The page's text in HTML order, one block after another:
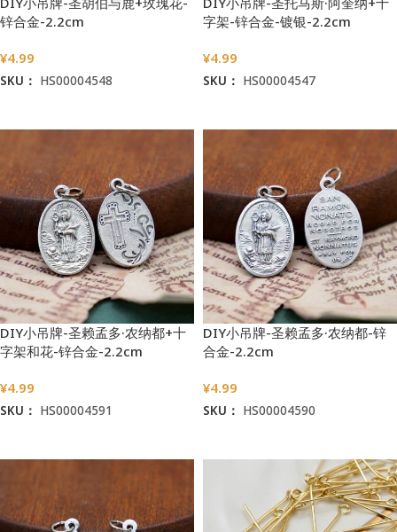
锌合金-2.2cm
¥4.99
SKU： HS00004548
字架-锌合金-镀银-2.2cm
¥4.99
SKU： HS00004547
DIY小吊牌-圣赖孟多·农纳都+十
字架和花-锌合金-2.2cm
¥4.99
SKU： HS00004591
DIY小吊牌-圣赖孟多·农纳都-锌
合金-2.2cm
¥4.99
SKU： HS00004590